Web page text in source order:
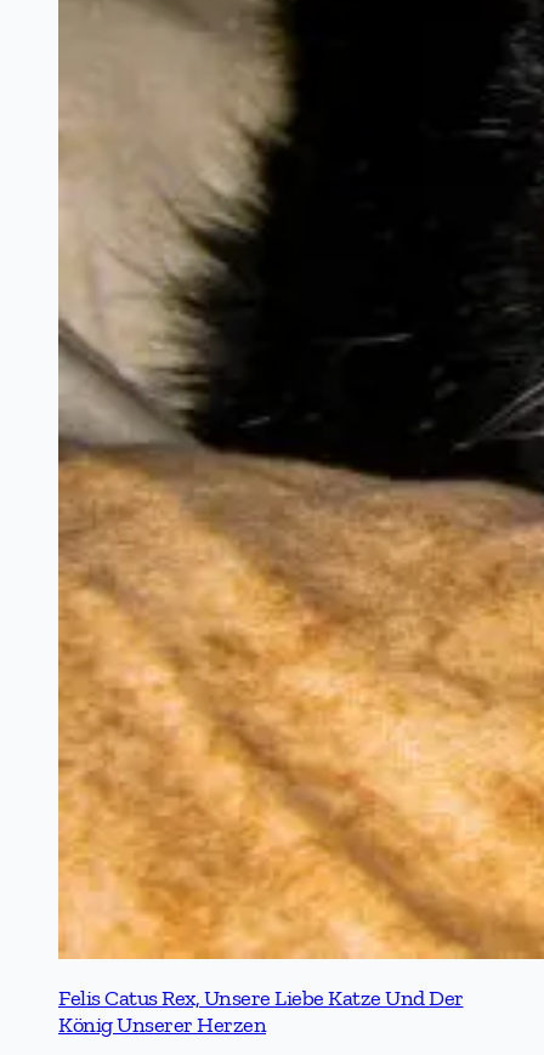
Felis Catus Rex, Unsere Liebe Katze Und Der
König Unserer Herzen